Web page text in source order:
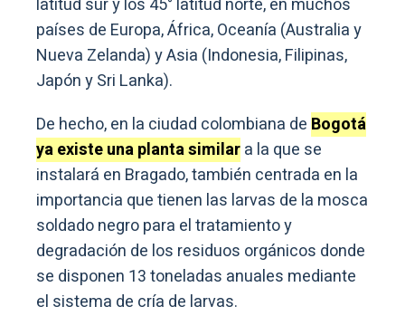
países de Europa, África, Oceanía (Australia y
Nueva Zelanda) y Asia (Indonesia, Filipinas,
Japón y Sri Lanka).
De hecho, en la ciudad colombiana de Bogotá
ya existe una planta similara la que se
instalará en Bragado, también centrada en la
importancia que tienen las larvas de la mosca
soldado negro para el tratamiento y
degradación de los residuos orgánicos donde
se disponen 13 toneladas anuales mediante
el sistema de cría de larvas.